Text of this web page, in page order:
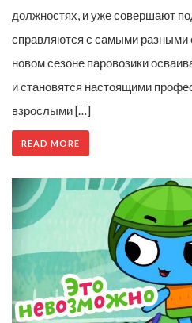
должностях, и уже совершают
справляются с самыми
новом сезоне паровозики
и становятся настоящими
взрослыми […]
READ MORE